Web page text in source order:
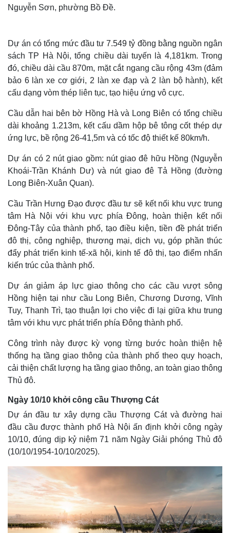
Thế giới
Cuộc sống đó đây
Hồ sơ
Ảnh
E-Magazine
Infographic
Nguyễn Sơn, phường Bồ Đề.
Dự án có tổng mức đầu tư 7.549 tỷ đồng bằng nguồn ngân
sách TP Hà Nội, tổng chiều dài tuyến là 4,181km. Trong
đó, chiều dài cầu 870m, mặt cắt ngang cầu rộng 43m (đảm
bảo 6 làn xe cơ giới, 2 làn xe đạp và 2 làn bộ hành), kết
cấu dạng vòm thép liên tục, tạo hiệu ứng vô cực.
Cầu dẫn hai bên bờ Hồng Hà và Long Biên có tổng chiều
dài khoảng 1.213m, kết cấu dầm hộp bê tông cốt thép dự
ứng lực, bề rộng 26-41,5m và có tốc độ thiết kế 80km/h.
Dự án có 2 nút giao gồm: nút giao đê hữu Hồng (Nguyễn
Khoái-Trần Khánh Dư) và nút giao đê Tả Hồng (đường
Long Biên-Xuân Quan).
Cầu Trần Hưng Đạo được đầu tư sẽ kết nối khu vực trung
tâm Hà Nội với khu vực phía Đông, hoàn thiện kết nối
Đông-Tây của thành phố, tạo điều kiện, tiền đề phát triển
đô thị, công nghiệp, thương mại, dịch vụ, góp phần thúc
đẩy phát triển kinh tế-xã hội, kinh tế đô thị, tạo điểm nhấn
kiến trúc của thành phố.
Dự án giảm áp lực giao thông cho các cầu vượt sông
Hồng hiện tại như cầu Long Biên, Chương Dương, Vĩnh
Tuy, Thanh Trì, tạo thuận lợi cho việc đi lại giữa khu trung
tâm với khu vực phát triển phía Đông thành phố.
Công trình này được kỳ vọng từng bước hoàn thiện hệ
thống hạ tầng giao thông của thành phố theo quy hoạch,
cải thiện chất lượng hạ tầng giao thông, an toàn giao thông
Thủ đô.
Ngày 10/10 khởi công cầu Thượng Cát
Dự án đầu tư xây dựng cầu Thượng Cát và đường hai
đầu cầu được thành phố Hà Nội ấn định khởi công ngày
10/10, đúng dịp kỷ niệm 71 năm Ngày Giải phóng Thủ đô
(10/10/1954-10/10/2025).